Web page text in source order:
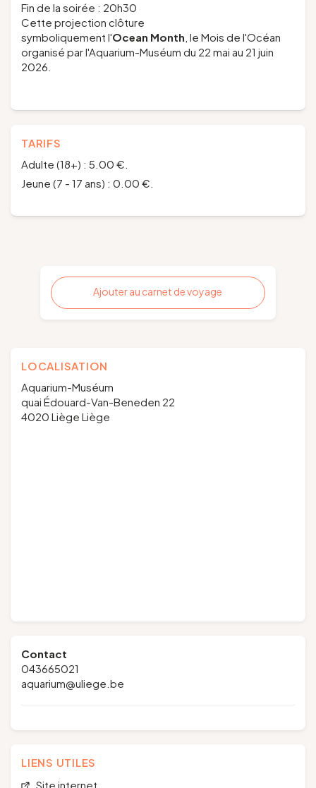
Fin de la soirée : 20h30
Cette projection clôture
symboliquement l'Ocean Month , le Mois de l'Océan
organisé par l'Aquarium-Muséum du 22 mai au 21 juin
2026.
TARIFS
Adulte (18+) : 5.00 €.
Jeune (7 - 17 ans) : 0.00 €.
Ajouter au carnet de voyage
LOCALISATION
Aquarium-Muséum
quai Édouard-Van-Beneden 22
4020 Liège Liège
Contact
043665021
aquarium@uliege.be
LIENS UTILES
Site internet